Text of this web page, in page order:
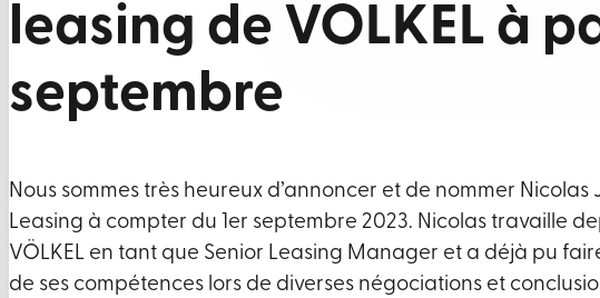
leasing de VÖLKEL à
septembre
Nous sommes très heureux d’annoncer et de nommer
Leasing à compter du 1er septembre 2023. Nicolas travaille
VÖLKEL en tant que Senior Leasing Manager et a déjà pu
de ses compétences lors de diverses négociations et